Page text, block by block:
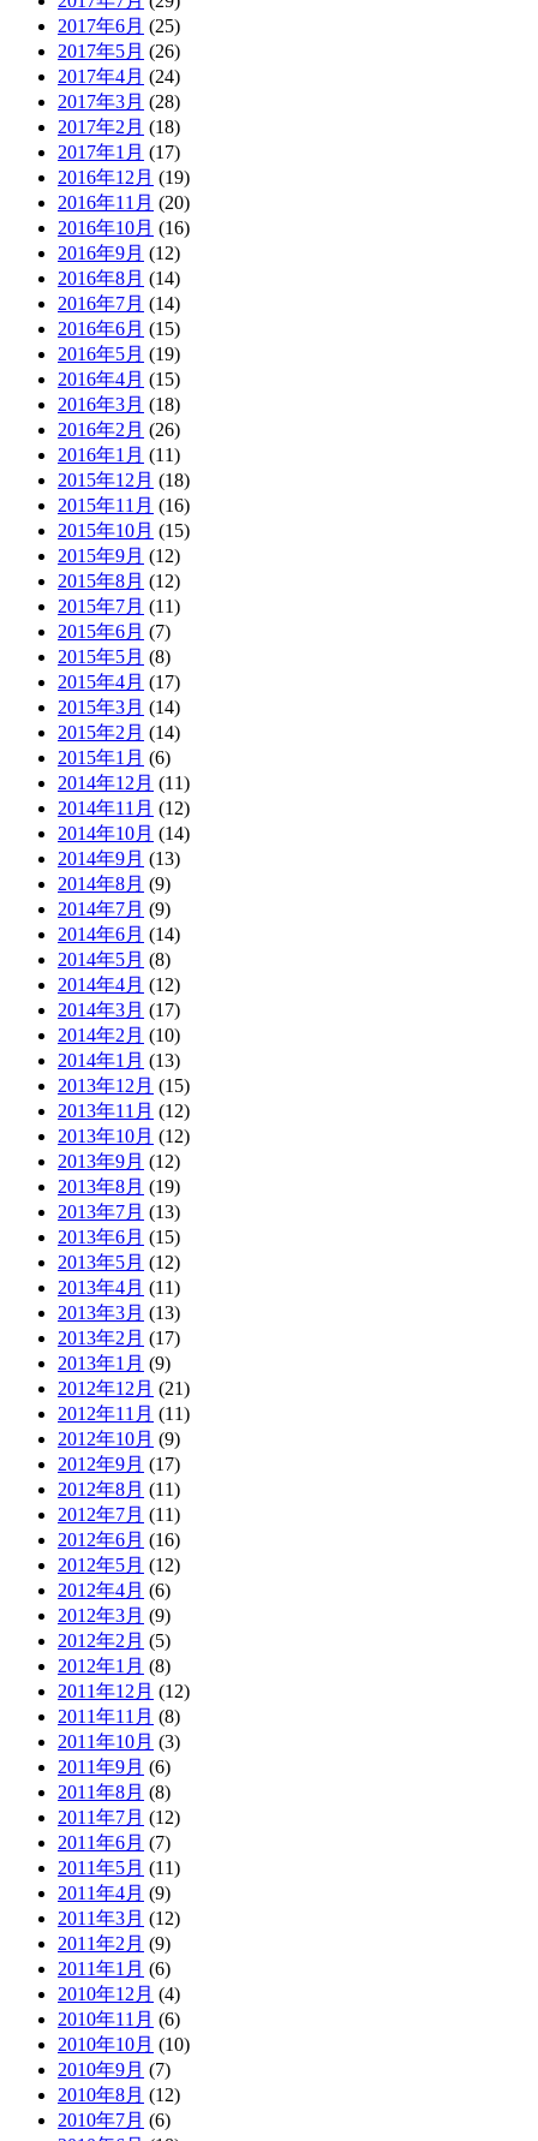
2017年6月 (25)
2017年5月 (26)
2017年4月 (24)
2017年3月 (28)
2017年2月 (18)
2017年1月 (17)
2016年12月 (19)
2016年11月 (20)
2016年10月 (16)
2016年9月 (12)
2016年8月 (14)
2016年7月 (14)
2016年6月 (15)
2016年5月 (19)
2016年4月 (15)
2016年3月 (18)
2016年2月 (26)
2016年1月 (11)
2015年12月 (18)
2015年11月 (16)
2015年10月 (15)
2015年9月 (12)
2015年8月 (12)
2015年7月 (11)
2015年6月 (7)
2015年5月 (8)
2015年4月 (17)
2015年3月 (14)
2015年2月 (14)
2015年1月 (6)
2014年12月 (11)
2014年11月 (12)
2014年10月 (14)
2014年9月 (13)
2014年8月 (9)
2014年7月 (9)
2014年6月 (14)
2014年5月 (8)
2014年4月 (12)
2014年3月 (17)
2014年2月 (10)
2014年1月 (13)
2013年12月 (15)
2013年11月 (12)
2013年10月 (12)
2013年9月 (12)
2013年8月 (19)
2013年7月 (13)
2013年6月 (15)
2013年5月 (12)
2013年4月 (11)
2013年3月 (13)
2013年2月 (17)
2013年1月 (9)
2012年12月 (21)
2012年11月 (11)
2012年10月 (9)
2012年9月 (17)
2012年8月 (11)
2012年7月 (11)
2012年6月 (16)
2012年5月 (12)
2012年4月 (6)
2012年3月 (9)
2012年2月 (5)
2012年1月 (8)
2011年12月 (12)
2011年11月 (8)
2011年10月 (3)
2011年9月 (6)
2011年8月 (8)
2011年7月 (12)
2011年6月 (7)
2011年5月 (11)
2011年4月 (9)
2011年3月 (12)
2011年2月 (9)
2011年1月 (6)
2010年12月 (4)
2010年11月 (6)
2010年10月 (10)
2010年9月 (7)
2010年8月 (12)
2010年7月 (6)